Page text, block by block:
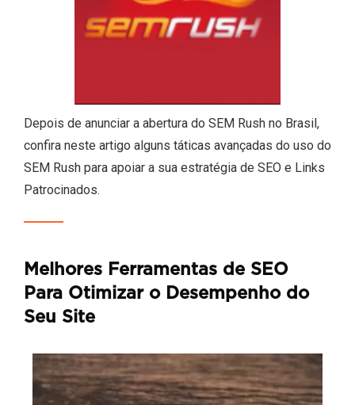
Depois de anunciar a abertura do SEM Rush no Brasil,
confira neste artigo alguns táticas avançadas do uso do
SEM Rush para apoiar a sua estratégia de SEO e Links
Patrocinados.
Melhores Ferramentas de SEO
Para Otimizar o Desempenho do
Seu Site